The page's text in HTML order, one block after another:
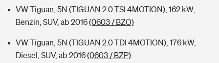
VW Tiguan, 5N (TIGUAN 2.0 TSI 4MOTION), 162 kW,
Benzin, SUV, ab 2016(0603 / BZO)
VW Tiguan, 5N (TIGUAN 2.0 TDI 4MOTION), 176 kW,
Diesel, SUV, ab 2016(0603 / BZP)